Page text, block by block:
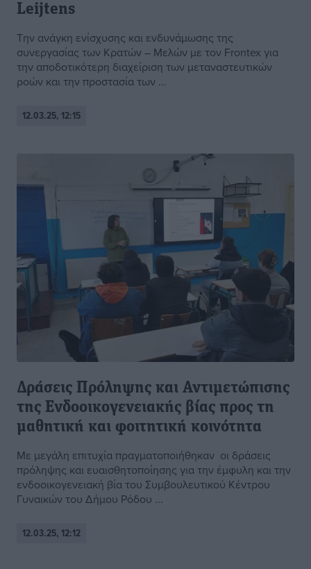
Leijtens
Την ανάγκη ενίσχυσης και ενδυνάμωσης της
συνεργασίας των Κρατών – Μελών με τον Frontex για
την αποδοτικότερη διαχείριση των μεταναστευτικών
ροών και την προστασία των ...
12.03.25, 12:15
Δράσεις Πρόληψης και Αντιμετώπισης
της Ενδοοικογενειακής βίας προς τη
μαθητική και φοιτητική κοινότητα
Με μεγάλη επιτυχία πραγματοποιήθηκαν οι δράσεις
πρόληψης και ευαισθητοποίησης για την έμφυλη και την
ενδοοικογενειακή βία του Συμβουλευτικού Κέντρου
Γυναικών του Δήμου Ρόδου ...
12.03.25, 12:12